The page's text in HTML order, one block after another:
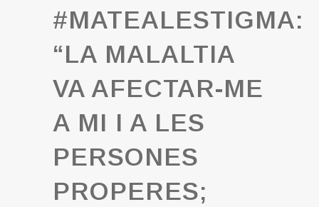
#MATEALESTIGMA:
“LA MALALTIA
VA AFECTAR-ME
A MI I A LES
PERSONES
PROPERES;